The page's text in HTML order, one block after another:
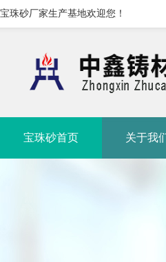
宝珠砂厂家生产基地欢迎您！
宝珠砂首页 关于我